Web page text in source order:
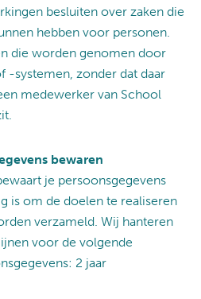
besluiten over zaken die
hebben voor personen.
die worden genomen door
-systemen, zonder dat daar
medewerker van School
bewaren
je persoonsgegevens
is om de doelen te realiseren
verzameld. Wij hanteren
voor de volgende
2 jaar